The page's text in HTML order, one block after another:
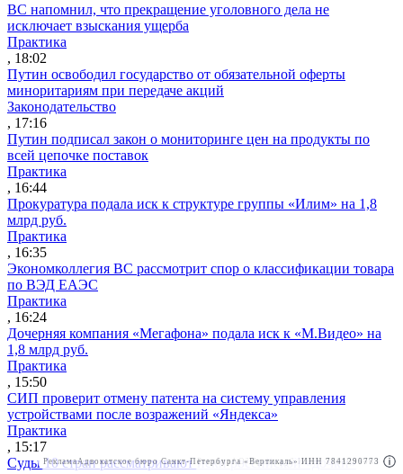
Реклама АО"Право.ру" ИНН: 7708095468
ВС напомнил, что прекращение уголовного дела не
исключает взыскания ущерба
Практика
, 18:02
Путин освободил государство от обязательной оферты
миноритариям при передаче акций
Законодательство
, 17:16
Путин подписал закон о мониторинге цен на продукты по
всей цепочке поставок
Практика
, 16:44
Прокуратура подала иск к структуре группы «Илим» на 1,8
млрд руб.
Практика
, 16:35
Экономколлегия ВС рассмотрит спор о классификации товара
по ВЭД ЕАЭС
Практика
, 16:24
Дочерняя компания «Мегафона» подала иск к «М.Видео» на
1,8 млрд руб.
Практика
, 15:50
СИП проверит отмену патента на систему управления
устройствами после возражений «Яндекса»
Практика
, 15:17
Суды 10 стран рассматривают иски российской «дочки»
РекламаАдвокатское бюро Санкт-Петербурга «Вертикаль» ИНН 7841290773